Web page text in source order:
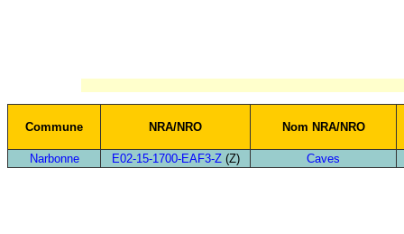
Commune NRA/NRO Nom NRA/NRO
Narbonne E02-15-1700-EAF3-Z(Z) Caves